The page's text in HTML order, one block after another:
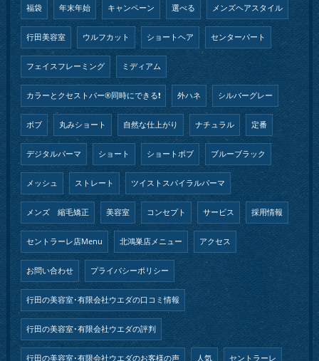
福袋 年末年始 キャンペーン 選べる メンズヘアスタイル
行田美容室 ウルフカット ショートヘア センターパート
フェイスフレーミング ミディアム
カラーとクセストパー®︎同時にできる❗️ 外ハネ シルバーグレー
ボブ 丸みショート 自然な仕上がり ナチュラル 定番
デジタルパーマ ショート ショートボブ ブルーブラック
メッシュ ストレート ツイストスパイラルパーマ
メンズ 縮毛矯正 美容室 コンセプト サービス 採用情報
セントラーレ店Menu 北鴻巣店メニュー アクセス
お問い合わせ プライバシーポリシー
行田の美容室･有限会社ウエダの口コミ情報
行田の美容室･有限会社ウエダの評判
行田の美容室･有限会社ウエダのお客様の声 人気 セントラーレ